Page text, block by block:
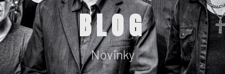
BLOG
Novinky